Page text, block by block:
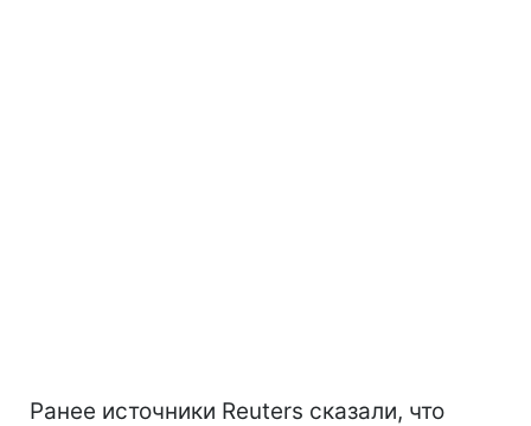
Ранее источники Reuters сказали, что